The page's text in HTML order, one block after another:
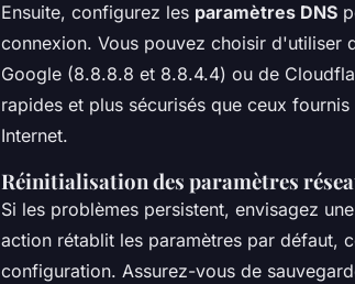
Ensuite, configurez les paramètres DNS
connexion. Vous pouvez choisir d'utiliser
Google (8.8.8.8 et 8.8.4.4) ou de
rapides et plus sécurisés que ceux
Internet.
Réinitialisation des paramètres
Si les problèmes persistent, envisagez une
action rétablit les paramètres par défaut,
configuration. Assurez-vous de